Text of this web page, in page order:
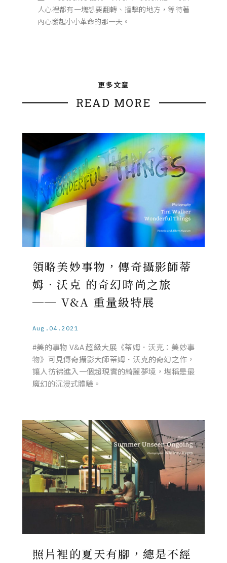
人心裡都有一塊想要翻轉、撞擊的地方，等待著
內心發起小小革命的那一天。
更多文章
READ MORE
領略美妙事物，傳奇攝影師蒂
姆．沃克 的奇幻時尚之旅
── V&A 重量級特展
Aug.04.2021
#美的事物 V&A 超級大展《蒂姆．沃克：美妙事
物》可見傳奇攝影大師蒂姆．沃克的奇幻之作，
讓人彷彿進入一個超現實的綺麗夢境，堪稱是最
魔幻的沉浸式體驗。
照片裡的夏天有腳，總是不經